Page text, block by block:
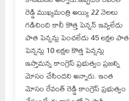
రెడ్డి ముఖ్యమంత్రి అయ్యి 22 నెలలు
గడిచింది కానీ కొత్త పెన్షన్ ఇవ్వలేదు
పాత పెన్షన్లు పెంచలేదు 45 లక్షల పాత
పెన్షన్లు 10 లక్షల కొత్త పెన్షన్లు
ఇస్తామన్న కాంగ్రెస్ ప్రభుత్వం ప్రజల్ని
మోసం చేసిందని అన్నారు. ఇంత
మోసం రేవంత్ రెడ్డి కాంగ్రెస్ ప్రభుత్వం